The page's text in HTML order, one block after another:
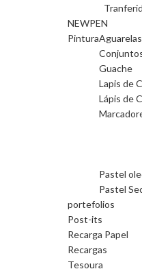
NEWPEN
PinturaAguarelas
Guache
Lapis de
Lápis de
Pastel
Pastel
portefolios
Post-its
Recarga Papel
Recargas
Tesoura